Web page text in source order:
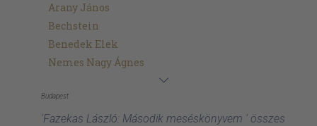
Arany János
Bechstein
Benedek Elek
Nemes Nagy Ágnes
Budapest
'Fazekas László: Második meséskönyvem ' összes